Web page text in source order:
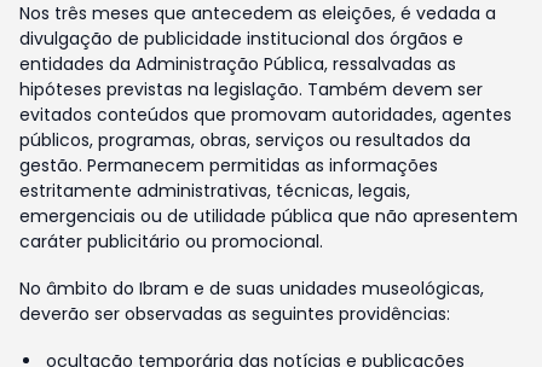
Nos três meses que antecedem as eleições, é vedada a
divulgação de publicidade institucional dos órgãos e
entidades da Administração Pública, ressalvadas as
hipóteses previstas na legislação. Também devem ser
evitados conteúdos que promovam autoridades, agentes
públicos, programas, obras, serviços ou resultados da
gestão. Permanecem permitidas as informações
estritamente administrativas, técnicas, legais,
emergenciais ou de utilidade pública que não apresentem
caráter publicitário ou promocional.
No âmbito do Ibram e de suas unidades museológicas,
deverão ser observadas as seguintes providências:
ocultação temporária das notícias e publicações